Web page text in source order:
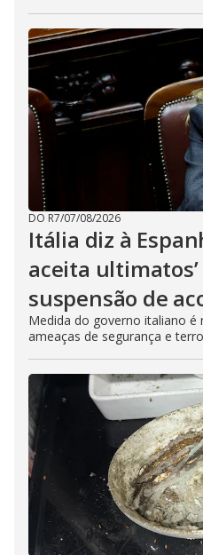
DO R7/07/08/2026
Itália diz à
aceita
suspensão de
Medida do governo italiano é
ameaças de segurança e